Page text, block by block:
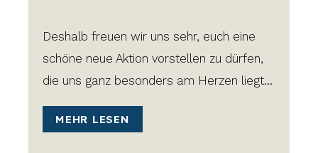
Deshalb freuen wir uns sehr, euch eine
schöne neue Aktion vorstellen zu dürfen,
die uns ganz besonders am Herzen liegt...
MEHR LESEN